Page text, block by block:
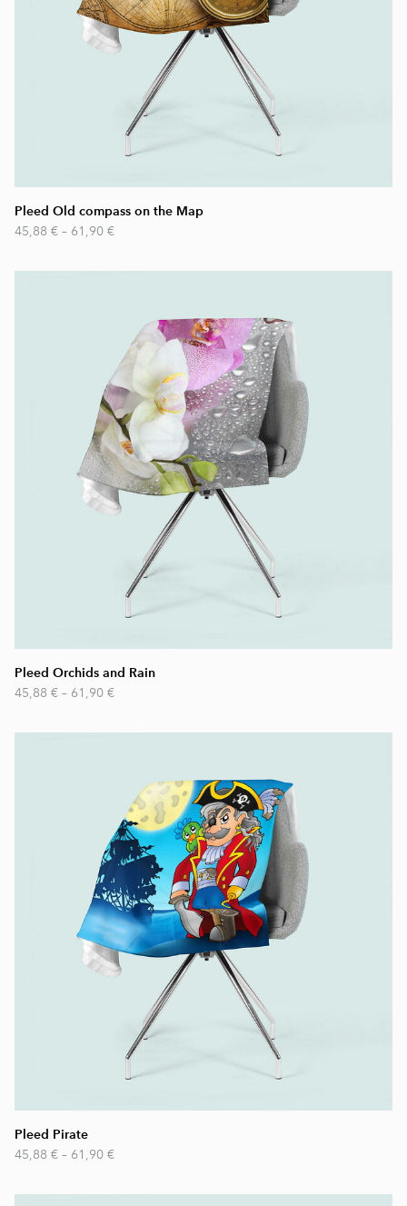
Pleed Old compass on the Map
45,88 € – 61,90 €
Pleed Orchids and Rain
45,88 € – 61,90 €
Pleed Pirate
45,88 € – 61,90 €